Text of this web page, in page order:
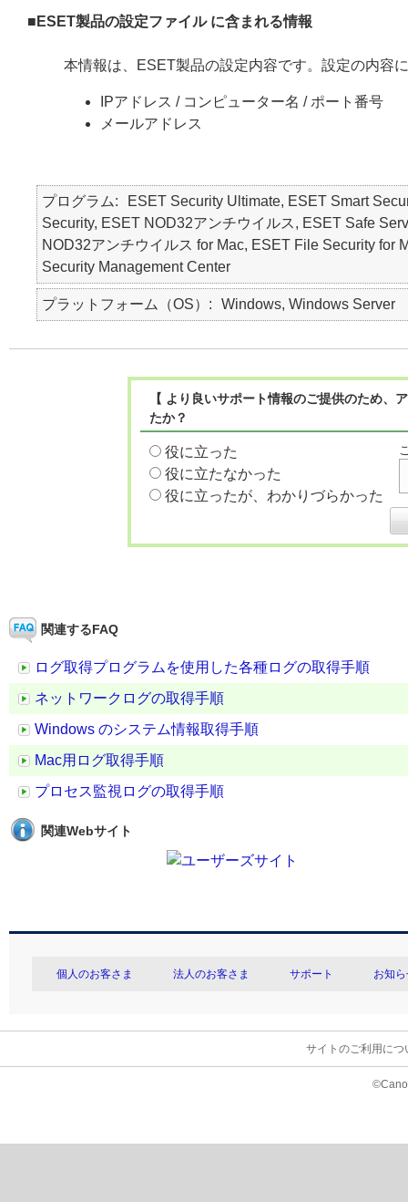
■ESET製品の設定ファイル に含まれる情報
本情報は、ESET製品の設定内容です。設定の内容
IPアドレス / コンピューター名 / ポート番号
メールアドレス
プログラム
ESET Security Ultimate, ESET Smart
Security, ESET NOD32アンチウイルス, ESET Safe
NOD32アンチウイルス for Mac, ESET File Security for
Security Management Center
プラットフォーム（OS） Windows, Windows Server
【 より良いサポート情報のご提供のため
たか？
役に立った
役に立たなかった
役に立ったが、わかりづらかった
関連するFAQ
ログ取得プログラムを使用した各種ログの取得手順
ネットワークログの取得手順
Windows のシステム情報取得手順
Mac用ログ取得手順
プロセス監視ログの取得手順
関連Webサイト
個人のお客さま 法人のお客さま サポート お知
サイトのご利用につ